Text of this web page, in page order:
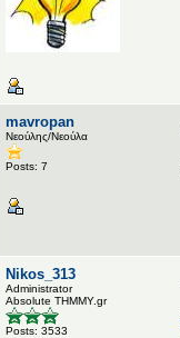
mavropan
Νεούλης/Νεούλα
Posts: 7
Nikos_313
Administrator
Αbsolute ΤΗΜΜΥ.gr
Posts: 3533